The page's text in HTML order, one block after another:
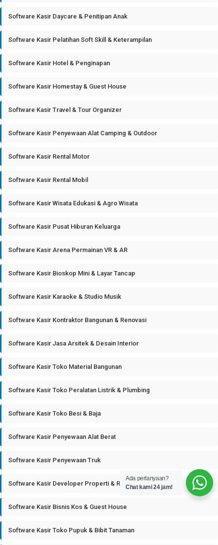
Software Kasir Daycare & Penitipan Anak
Software Kasir Pelatihan Soft Skill & Keterampilan
Software Kasir Hotel & Penginapan
Software Kasir Homestay & Guest House
Software Kasir Travel & Tour Organizer
Software Kasir Penyewaan Alat Camping & Outdoor
Software Kasir Rental Motor
Software Kasir Rental Mobil
Software Kasir Wisata Edukasi & Agro Wisata
Software Kasir Pusat Hiburan Keluarga
Software Kasir Arena Permainan VR & AR
Software Kasir Bioskop Mini & Layar Tancap
Software Kasir Karaoke & Studio Musik
Software Kasir Kontraktor Bangunan & Renovasi
Software Kasir Jasa Arsitek & Desain Interior
Software Kasir Toko Material Bangunan
Software Kasir Toko Peralatan Listrik & Plumbing
Software Kasir Toko Besi & Baja
Software Kasir Penyewaan Alat Berat
Software Kasir Penyewaan Truk
Software Kasir Developer Properti & Real Estate
Software Kasir Bisnis Kos & Guest House
Software Kasir Toko Pupuk & Bibit Tanaman
Ada pertanyaan?
Chat kami 24 jam!